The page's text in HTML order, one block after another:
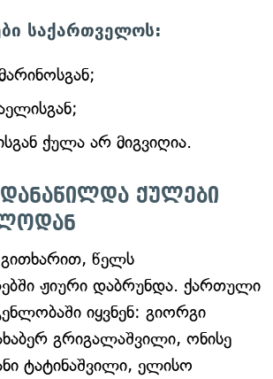
საქართველოს:
ქულა არ მიგვიღია.
ქულები
წელს
ჟიური დაბრუნდა. ქართული
იყვნენ: გიორგი
გრიგალაშვილი, ონისე
ტატინაშვილი, ელისო